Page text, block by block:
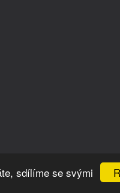
sdílíme se svými